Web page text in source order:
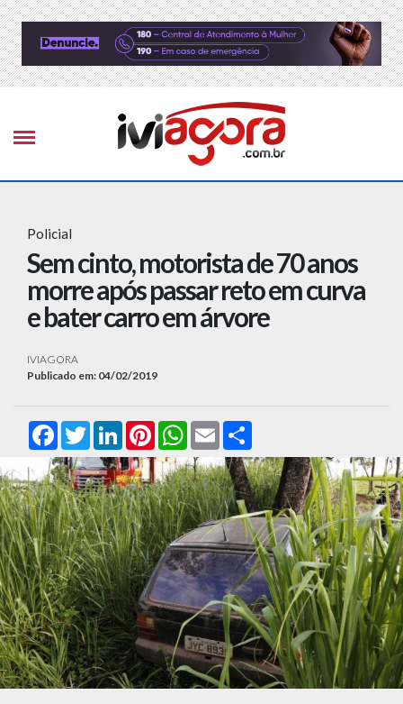
Policial
Sem cinto, motorista de 70 anos
morre após passar reto em curva
e bater carro em árvore
IVIAGORA
Publicado em: 04/02/2019
FacebookTwitterLinkedInPinterestWhatsApp
Email